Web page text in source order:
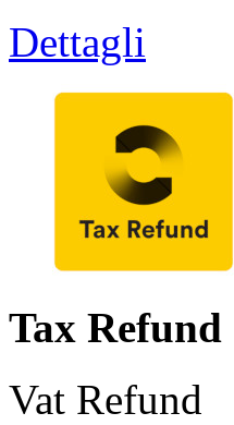
Dettagli
Tax Refund
Vat Refund